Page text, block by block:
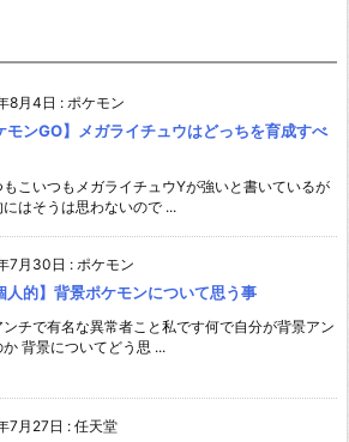
8月4日 : ポケモン
モンGO】メガライチュウはどっちを育成すべ
もこいつもメガライチュウYが強いと書いているが
はそうは思わないので ...
7月30日 : ポケモン
人的】背景ポケモンについて思う事
チで有名な異常者こと私です何で自分が背景アン
背景についてどう思 ...
7月27日 : 任天堂